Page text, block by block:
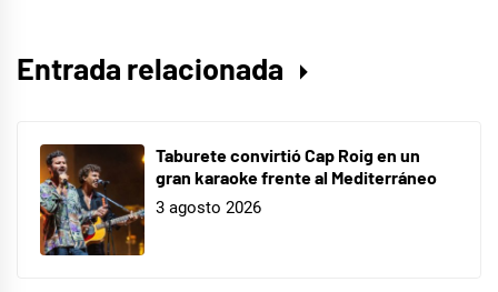
Entrada relacionada
Taburete convirtió Cap Roig en un
gran karaoke frente al Mediterráneo
3 agosto 2026